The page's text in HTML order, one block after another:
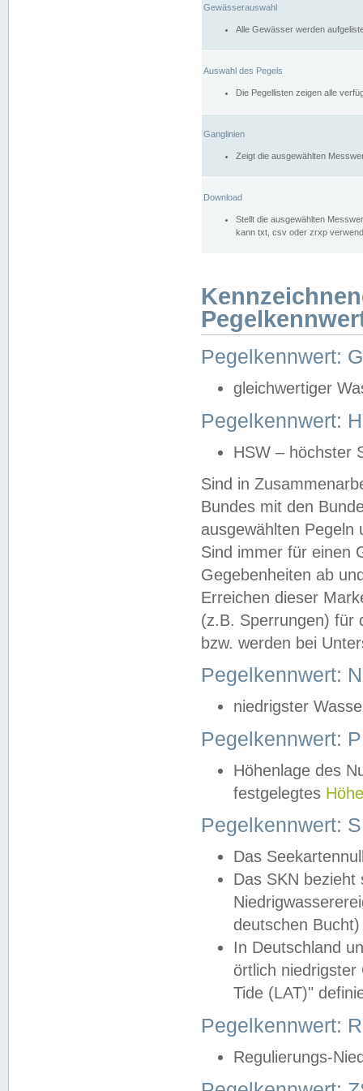
Gewässerauswahl
Alle Gewässer werden
Auswahl des Pegels
Die Pegellisten zeigen alle
Ganglinien
Zeigt die ausgewählten
Download
Stellt die ausgewählten
kann txt, csv oder zrxp
Pegelkennwert:
gleichwertiger
Pegelkennwert:
HSW – höchster
Sind in
Bundes mit den
ausgewählten
Sind immer für einen
Gegebenheiten ab
Erreichen dieser
(z.B. Sperrungen) für
bzw. werden bei
Pegelkennwert:
niedrigster
Pegelkennwert:
Höhenlage des
festgelegtes
Pegelkennwert:
Das
Das SKN
deutschen
In Deutschland
örtlich
Tide (LAT)"
Pegelkennwert:
Regulierungs-